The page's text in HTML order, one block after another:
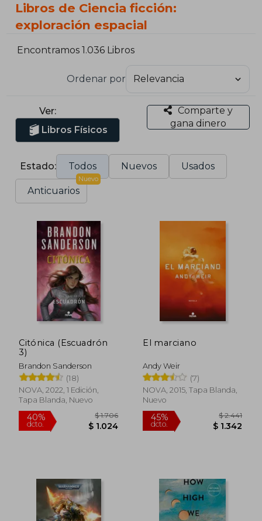
Libros de Ciencia ficción:
exploración espacial
Encontramos 1.036 Libros
Ordenar por
Ver:
Libros Físicos
Comparte y
gana dinero
Estado: Todos Nuevos Usados
Anticuarios
Nuevo
Citónica (Escuadrón
3)
Brandon Sanderson
(18)
NOVA, 2022, 1 Edición,
Tapa Blanda, Nuevo
40%
El marciano
Andy Weir
(7)
NOVA, 2015, Tapa Blanda,
Nuevo
45%
dcto.